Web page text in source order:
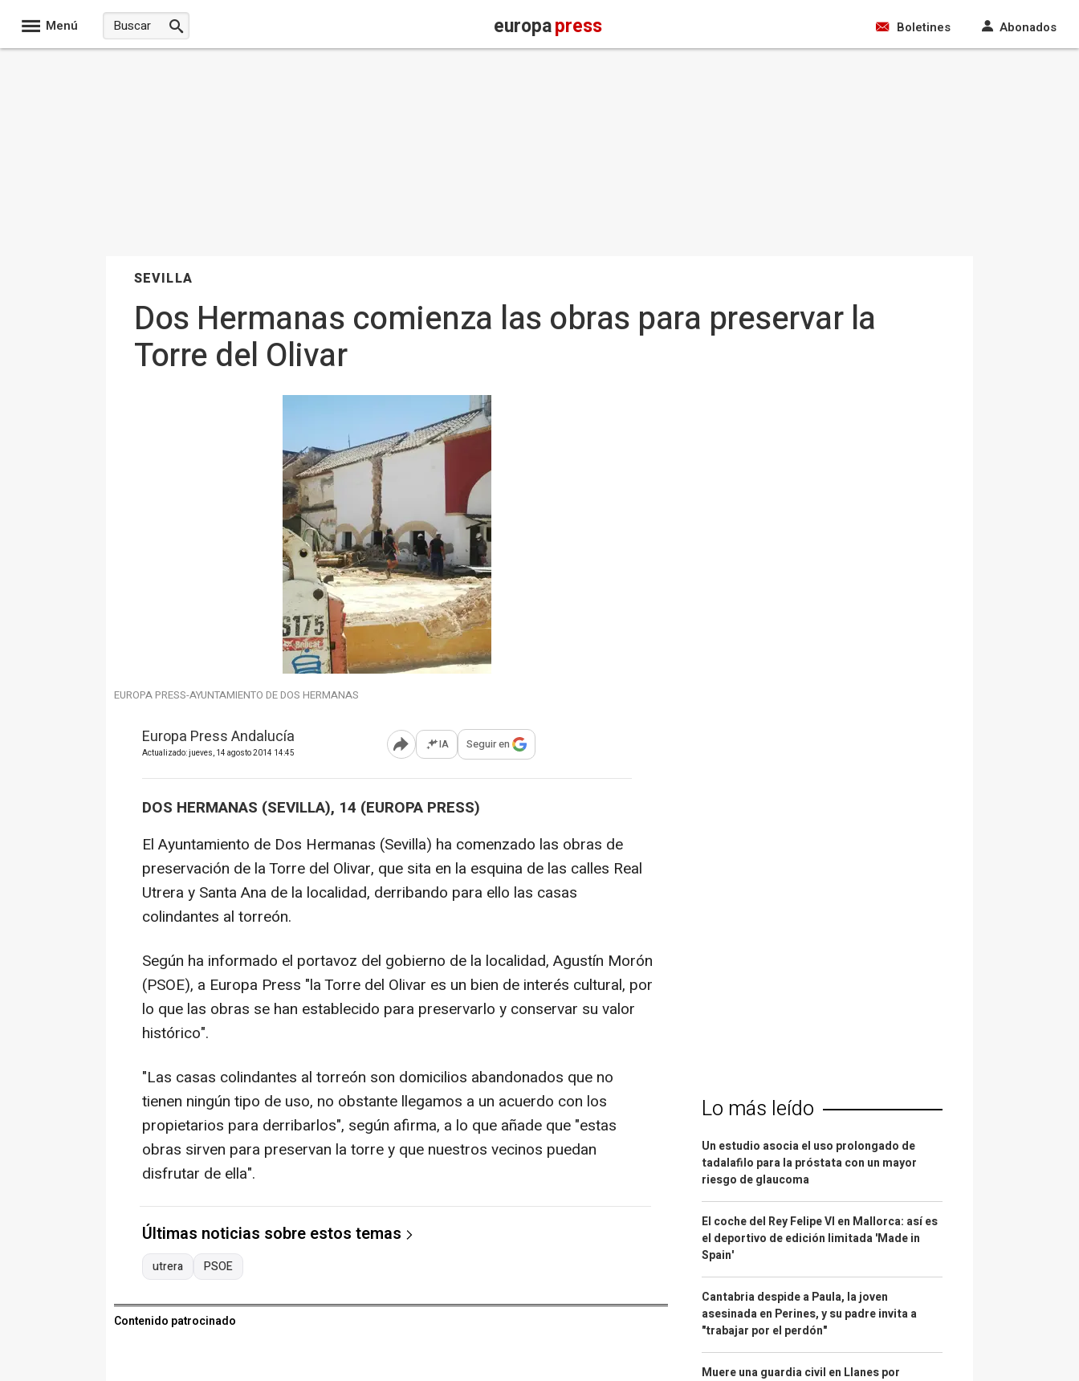
Menú europapress Boletines Abonados
SEVILLA
Dos Hermanas comienza las obras para preservar la
Torre del Olivar
EUROPA PRESS-AYUNTAMIENTO DE DOS HERMANAS
Europa Press Andalucía
Actualizado: jueves, 14 agosto 2014 14:45 Abrir opciones para compartir
IA Seguir en
DOS HERMANAS (SEVILLA), 14 (EUROPA PRESS)
El Ayuntamiento de Dos Hermanas (Sevilla) ha comenzado las obras de
preservación de la Torre del Olivar, que sita en la esquina de las calles Real
Utrera y Santa Ana de la localidad, derribando para ello las casas
colindantes al torreón.
Según ha informado el portavoz del gobierno de la localidad, Agustín Morón
(PSOE), a Europa Press "la Torre del Olivar es un bien de interés cultural, por
lo que las obras se han establecido para preservarlo y conservar su valor
histórico".
"Las casas colindantes al torreón son domicilios abandonados que no
tienen ningún tipo de uso, no obstante llegamos a un acuerdo con los
propietarios para derribarlos", según afirma, a lo que añade que "estas
obras sirven para preservan la torre y que nuestros vecinos puedan
disfrutar de ella".
Últimas noticias sobre estos temas
utrera PSOE
Contenido patrocinado
Lo más leído
Un estudio asocia el uso prolongado de
tadalafilo para la próstata con un mayor
riesgo de glaucoma
El coche del Rey Felipe VI en Mallorca: así es
el deportivo de edición limitada 'Made in
Spain'
Cantabria despide a Paula, la joven
asesinada en Perines, y su padre invita a
"trabajar por el perdón"
Muere una guardia civil en Llanes por